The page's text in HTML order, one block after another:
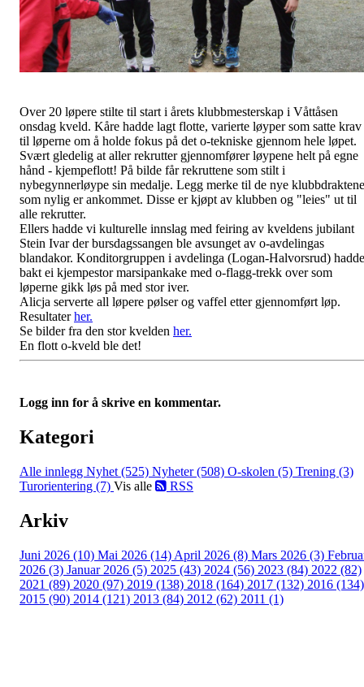
Over 20 løpere stilte til start i årets klubbmesterskap i Våttåsen
onsdag kveld. Kåre hadde lagt flotte, varierte løyper som satte krav
til løperne om å holde fokus på det o-tekniske gjennom hele løpet.
Svært gledelig at aller rekrutter gjennomfører løypene helt på egne
hånd - kjempeflott! På bilde får rekruttene som stilt i
nybegynnerløype sin medalje. Legg merke til de nye klubbdraktene
som nylig er ankommet. Disse er kjøpt av klubben og "leies" ut til
alle rekrutter.
Ellers hadde vi kulturelle innslag med feiring av kveldens jubilant
Stein Ivar der bursdagssangen ble avsunget av o-avdelingas
blandakor. Konditorgruppen i avdelinga (Logan-Halvorsrud) hadde
bakt ei kjempestor marsipankake med o-flagg-trekk over som
løperne gikk løs på med stor iver.
Alicja serverte all løpere pølser og vaffel etter gjennomført løp.
Resultaterher.
Se bilder fra den stor kvelden her.
En flott o-kveld ble det!
Logg inn for å skrive en kommentar.
Kategori
Alle innlegg Nyhet (525) Nyheter (508) O-skolen (5) Trening (3)
Turorientering (7) Vis alle RSS
Arkiv
Juni 2026 (10) Mai 2026 (14) April 2026 (8) Mars 2026 (3)
2026 (3) Januar 2026 (5) 2025 (43) 2024 (56) 2023 (84) 2022 (82)
2021 (89) 2020 (97) 2019 (138) 2018 (164) 2017 (132) 2016 (134)
2015 (90) 2014 (121) 2013 (84) 2012 (62) 2011 (1)